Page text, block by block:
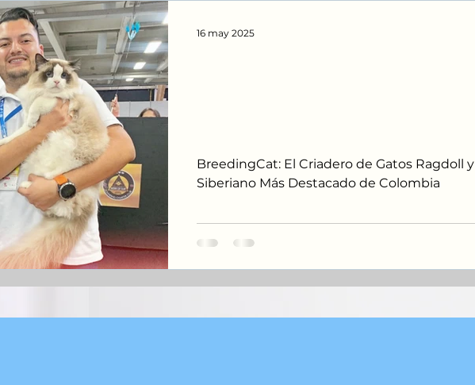
BreedingCat: El Criadero de Gatos Ragdoll y
Siberiano Más Destacado de Colombia
16 may 2025